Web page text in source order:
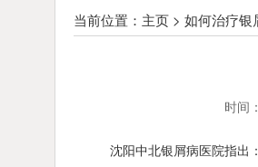
当前位置： 主页> 如何治疗银
时间
沈阳中北银屑病医院指出